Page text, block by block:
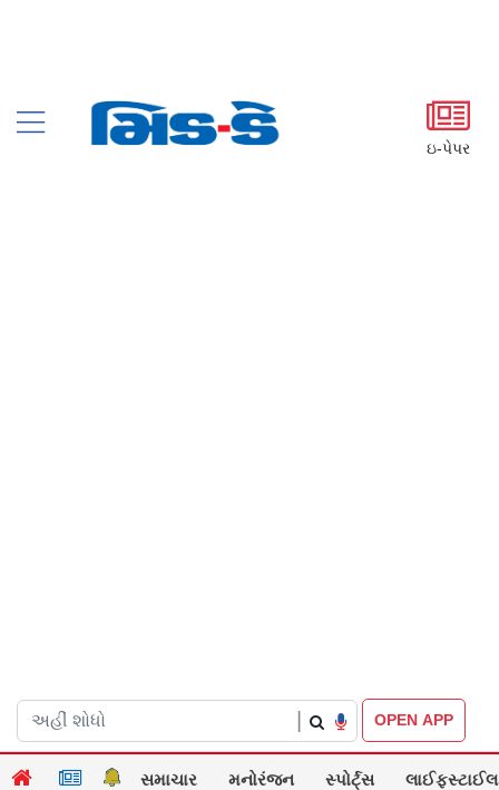
ઇ-પેપર
OPEN APP
સમાચાર મનોરંજન સ્પોર્ટ્સ લાઈફસ્ટાઈલ